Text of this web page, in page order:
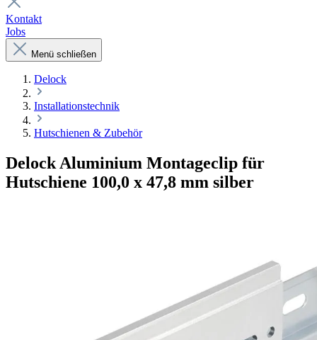
Kontakt
Jobs
Menü schließen
Delock
Installationstechnik
Hutschienen & Zubehör
Delock Aluminium Montageclip für
Hutschiene 100,0 x 47,8 mm silber